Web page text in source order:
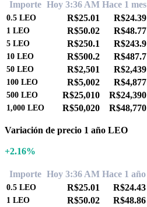
Importe Hoy 3:36 AM Hace 1 mes
0.5 LEO R$25.01 R$24.39
1 LEO R$50.02 R$48.77
5 LEO R$250.1 R$243.9
10 LEO R$500.2 R$487.7
50 LEO R$2,501 R$2,439
100 LEO R$5,002 R$4,877
500 LEO R$25,010 R$24,390
1,000 LEO R$50,020 R$48,770
Variación de precio 1 año LEO
+2.16%
Importe Hoy 3:36 AM Hace 1 año
0.5 LEO R$25.01 R$24.43
1 LEO R$50.02 R$48.86